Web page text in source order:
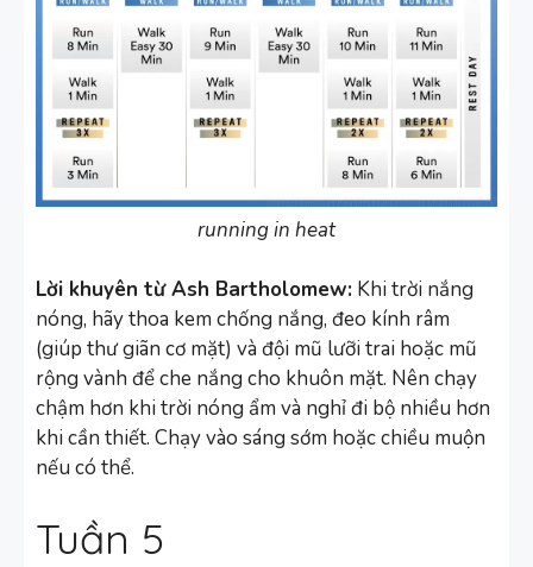
running in heat
Lời khuyên từ Ash Bartholomew: Khi trời nắng
nóng, hãy thoa kem chống nắng, đeo kính râm
(giúp thư giãn cơ mặt) và đội mũ lưỡi trai hoặc mũ
rộng vành để che nắng cho khuôn mặt. Nên chạy
chậm hơn khi trời nóng ẩm và nghỉ đi bộ nhiều hơn
khi cần thiết. Chạy vào sáng sớm hoặc chiều muộn
nếu có thể.
Tuần 5